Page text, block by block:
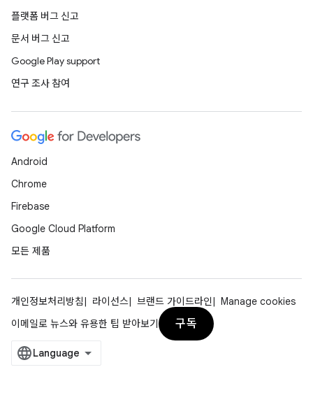
플랫폼 버그 신고
문서 버그 신고
Google Play support
연구 조사 참여
Android
Chrome
Firebase
Google Cloud Platform
모든 제품
개인정보처리방침 라이선스 브랜드 가이드라인
Manage cookies
이메일로 뉴스와 유용한 팁 받아보기
구독